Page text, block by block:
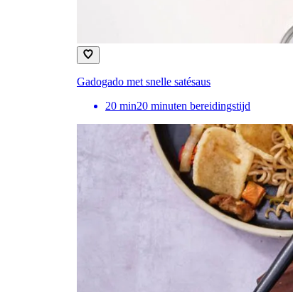
Gadogado met snelle satésaus
20 min20 minuten bereidingstijd